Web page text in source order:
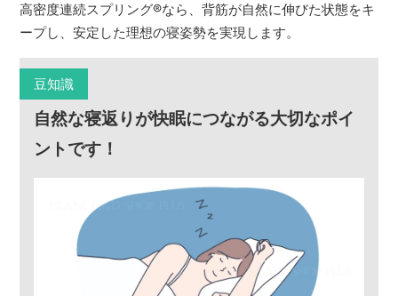
高密度連続スプリング®なら、背筋が自然に伸びた状態をキ
ープし、安定した理想の寝姿勢を実現します。
豆知識
自然な寝返りが快眠につながる大切なポイ
ントです！